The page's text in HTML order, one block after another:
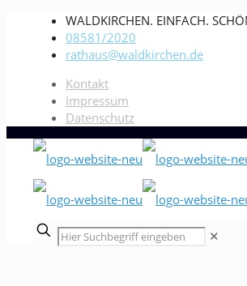
WALDKIRCHEN. EINFACH.
08581/2020
rathaus@waldkirchen.de
Kontakt
Impressum
Datenschutz
✕